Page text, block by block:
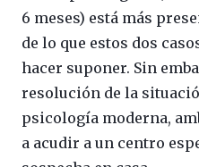
6 meses) está más
de lo que estos dos
hacer suponer. Sin
resolución de la
psicología moderna,
a acudir a un centro